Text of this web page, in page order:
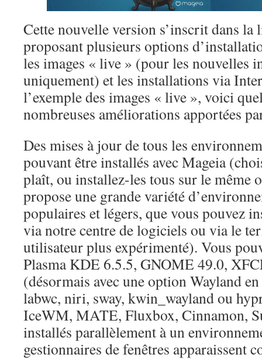
Cette nouvelle version s’inscrit dans la
proposant plusieurs options
les images « live » (pour les nouvelles
uniquement) et les installations via
l’exemple des images « live », voici
nombreuses améliorations apportées
Des mises à jour de tous les
pouvant être installés avec Mageia
plaît, ou installez-les tous sur le même
propose une grande variété
populaires et légers, que vous pouvez
via notre centre de logiciels ou via le
utilisateur plus expérimenté). Vous
Plasma KDE 6.5.5, GNOME 49.0,
(désormais avec une option Wayland
labwc, niri, sway, kwin_wayland ou
IceWM, MATE, Fluxbox, Cinnamon,
installés parallèlement à un
gestionnaires de fenêtres apparaissent